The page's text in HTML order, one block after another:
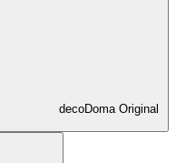
decoDoma Original